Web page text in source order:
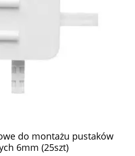
do montażu pustaków
6mm (25szt)